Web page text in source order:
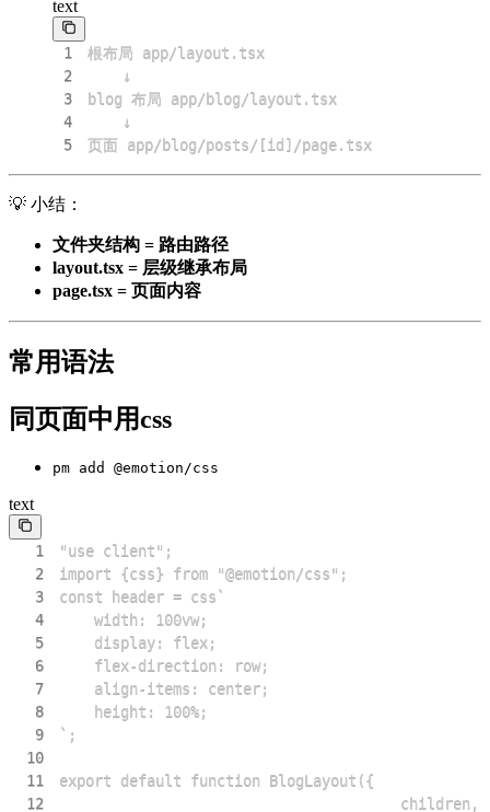
text
1
2
3
4
5
页面 app/blog/posts/[id]/page.tsx
💡 小结：
文件夹结构 = 路由路径
layout.tsx = 层级继承布局
page.tsx = 页面内容
常用语法
同页面中用css
pm add @emotion/css
text
1
2
3
4
5
6
7
8
9
10
11
12